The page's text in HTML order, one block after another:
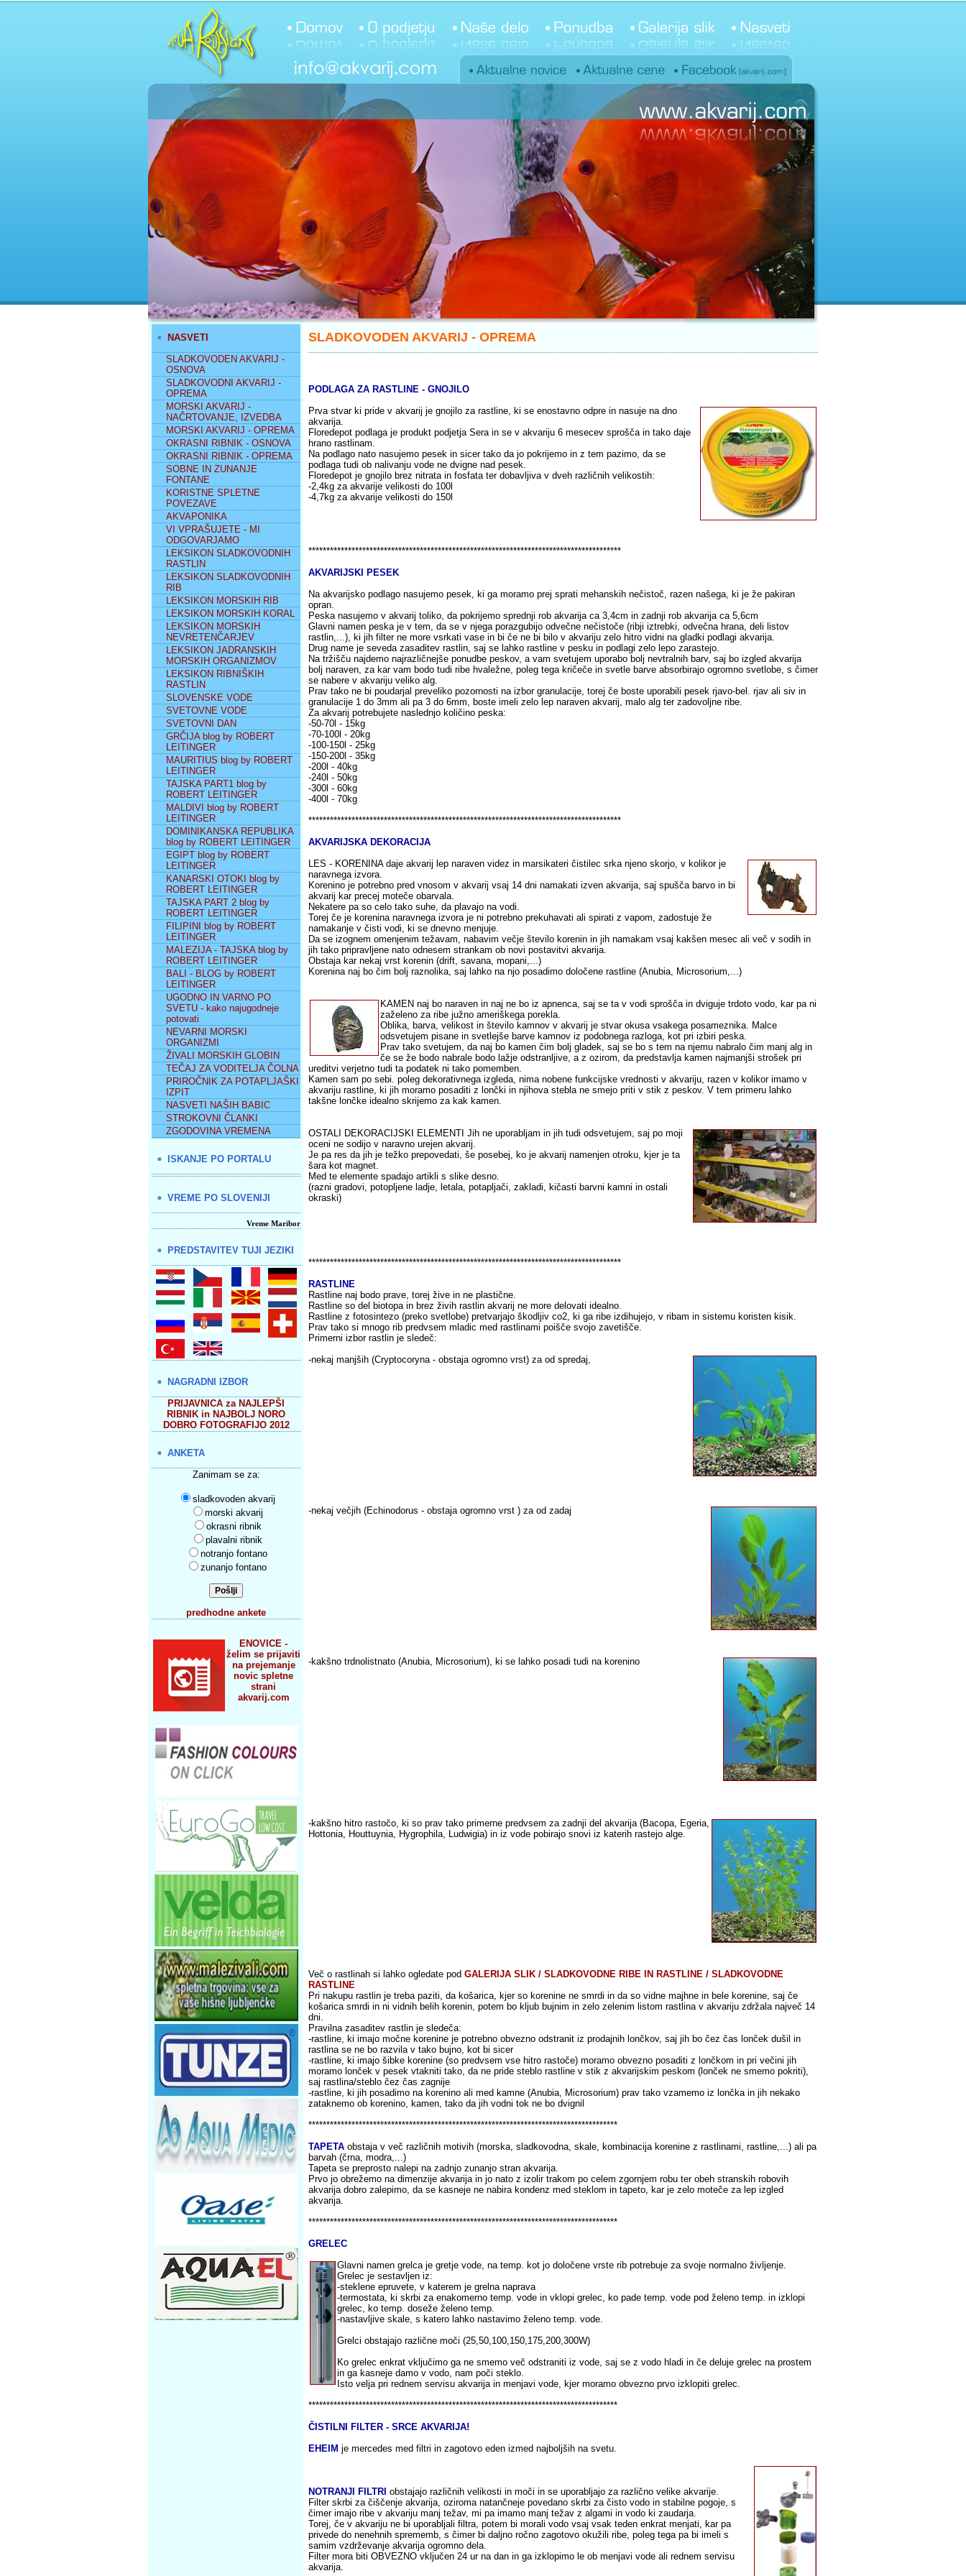
NASVETI
SLADKOVODEN AKVARIJ -
OSNOVA
SLADKOVODNI AKVARIJ -
OPREMA
MORSKI AKVARIJ -
NAČRTOVANJE, IZVEDBA
MORSKI AKVARIJ - OPREMA
OKRASNI RIBNIK - OSNOVA
OKRASNI RIBNIK - OPREMA
SOBNE IN ZUNANJE
FONTANE
KORISTNE SPLETNE
POVEZAVE
AKVAPONIKA
VI VPRAŠUJETE - MI
ODGOVARJAMO
LEKSIKON SLADKOVODNIH
RASTLIN
LEKSIKON SLADKOVODNIH
RIB
LEKSIKON MORSKIH RIB
LEKSIKON MORSKIH KORAL
LEKSIKON MORSKIH
NEVRETENČARJEV
LEKSIKON JADRANSKIH
MORSKIH ORGANIZMOV
LEKSIKON RIBNIŠKIH
RASTLIN
SLOVENSKE VODE
SVETOVNE VODE
SVETOVNI DAN
GRČIJA blog by ROBERT
LEITINGER
MAURITIUS blog by ROBERT
LEITINGER
TAJSKA PART1 blog by
ROBERT LEITINGER
MALDIVI blog by ROBERT
LEITINGER
DOMINIKANSKA REPUBLIKA
blog by ROBERT LEITINGER
EGIPT blog by ROBERT
LEITINGER
KANARSKI OTOKI blog by
ROBERT LEITINGER
TAJSKA PART 2 blog by
ROBERT LEITINGER
FILIPINI blog by ROBERT
LEITINGER
MALEZIJA - TAJSKA blog by
ROBERT LEITINGER
BALI - BLOG by ROBERT
LEITINGER
UGODNO IN VARNO PO
SVETU - kako najugodneje
potovati
NEVARNI MORSKI
ORGANIZMI
ŽIVALI MORSKIH GLOBIN
TEČAJ ZA VODITELJA ČOLNA
PRIROČNIK ZA POTAPLJAŠKI
IZPIT
NASVETI NAŠIH BABIC
STROKOVNI ČLANKI
ZGODOVINA VREMENA
ISKANJE PO PORTALU
VREME PO SLOVENIJI
Vreme Maribor
PREDSTAVITEV TUJI JEZIKI
NAGRADNI IZBOR
PRIJAVNICA za NAJLEPŠI
RIBNIK in NAJBOLJ NORO
DOBRO FOTOGRAFIJO 2012
ANKETA
Zanimam se za:
sladkovoden akvarij
morski akvarij
okrasni ribnik
plavalni ribnik
notranjo fontano
zunanjo fontano
predhodne ankete
ENOVICE -
želim se prijaviti
na prejemanje
novic spletne
strani
akvarij.com
SLADKOVODEN AKVARIJ - OPREMA
PODLAGA ZA RASTLINE - GNOJILO
Prva stvar ki pride v akvarij je gnojilo za rastline, ki se enostavno odpre in nasuje na dno
akvarija.
Floredepot podlaga je produkt podjetja Sera in se v akvariju 6 mesecev sprošča in tako daje
hrano rastlinam.
Na podlago nato nasujemo pesek in sicer tako da jo pokrijemo in z tem pazimo, da se
podlaga tudi ob nalivanju vode ne dvigne nad pesek.
Floredepot je gnojilo brez nitrata in fosfata ter dobavljiva v dveh različnih velikostih:
-2,4kg za akvarije velikosti do 100l
-4,7kg za akvarije velikosti do 150l
***************************************************************************************
AKVARIJSKI PESEK
Na akvarijsko podlago nasujemo pesek, ki ga moramo prej sprati mehanskih nečistoč, razen našega, ki je že pakiran
opran.
Peska nasujemo v akvarij toliko, da pokrijemo sprednji rob akvarija ca 3,4cm in zadnji rob akvarija ca 5,6cm
Glavni namen peska je v tem, da se v njega porazgubijo odvečne nečistoče (ribji iztrebki, odvečna hrana, deli listov
rastlin,...), ki jih filter ne more vsrkati vase in bi če ne bi bilo v akvariju zelo hitro vidni na gladki podlagi akvarija.
Drug name je seveda zasaditev rastlin, saj se lahko rastline v pesku in podlagi zelo lepo zarastejo.
Na tržišču najdemo najrazličnejše ponudbe peskov, a vam svetujem uporabo bolj nevtralnih barv, saj bo izgled akvarija
bolj naraven, za kar vam bodo tudi ribe hvaležne, poleg tega kričeče in svetle barve absorbirajo ogromno svetlobe, s čimer
se nabere v akvariju veliko alg.
Prav tako ne bi poudarjal preveliko pozornosti na izbor granulacije, torej če boste uporabili pesek rjavo-bel. rjav ali siv in
granulacije 1 do 3mm ali pa 3 do 6mm, boste imeli zelo lep naraven akvarij, malo alg ter zadovoljne ribe.
Za akvarij potrebujete naslednjo količino peska:
-50-70l - 15kg
-70-100l - 20kg
-100-150l - 25kg
-150-200l - 35kg
-200l - 40kg
-240l - 50kg
-300l - 60kg
-400l - 70kg
***************************************************************************************
AKVARIJSKA DEKORACIJA
LES - KORENINA daje akvarij lep naraven videz in marsikateri čistilec srka njeno skorjo, v kolikor je
naravnega izvora.
Korenino je potrebno pred vnosom v akvarij vsaj 14 dni namakati izven akvarija, saj spušča barvo in bi
akvarij kar precej moteče obarvala.
Nekatere pa so celo tako suhe, da plavajo na vodi.
Torej če je korenina naravnega izvora je ni potrebno prekuhavati ali spirati z vapom, zadostuje že
namakanje v čisti vodi, ki se dnevno menjuje.
Da se izognem omenjenim težavam, nabavim večje število korenin in jih namakam vsaj kakšen mesec ali več v sodih in
jih tako pripravljene nato odnesem strankam ob novi postavitvi akvarija.
Obstaja kar nekaj vrst korenin (drift, savana, mopani,...)
Korenina naj bo čim bolj raznolika, saj lahko na njo posadimo določene rastline (Anubia, Microsorium,...)
KAMEN naj bo naraven in naj ne bo iz apnenca, saj se ta v vodi sprošča in dviguje trdoto vodo, kar pa ni
zaželeno za ribe južno ameriškega porekla.
Oblika, barva, velikost in število kamnov v akvarij je stvar okusa vsakega posameznika. Malce
odsvetujem pisane in svetlejše barve kamnov iz podobnega razloga, kot pri izbiri peska.
Prav tako svetujem, da naj bo kamen čim bolj gladek, saj se bo s tem na njemu nabralo čim manj alg in
če se že bodo nabrale bodo lažje odstranljive, a z ozirom, da predstavlja kamen najmanjši strošek pri
ureditvi verjetno tudi ta podatek ni tako pomemben.
Kamen sam po sebi. poleg dekorativnega izgleda, nima nobene funkcijske vrednosti v akvariju, razen v kolikor imamo v
akvariju rastline, ki jih moramo posaditi z lončki in njihova stebla ne smejo priti v stik z peskov. V tem primeru lahko
takšne lončke idealno skrijemo za kak kamen.
OSTALI DEKORACIJSKI ELEMENTI Jih ne uporabljam in jih tudi odsvetujem, saj po moji
oceni ne sodijo v naravno urejen akvarij.
Je pa res da jih je težko prepovedati, še posebej, ko je akvarij namenjen otroku, kjer je ta
šara kot magnet.
Med te elemente spadajo artikli s slike desno.
(razni gradovi, potopljene ladje, letala, potapljači, zakladi, kičasti barvni kamni in ostali
okraski)
***************************************************************************************
RASTLINE
Rastline naj bodo prave, torej žive in ne plastične.
Rastline so del biotopa in brez živih rastlin akvarij ne more delovati idealno.
Rastline z fotosintezo (preko svetlobe) pretvarjajo škodljiv co2, ki ga ribe izdihujejo, v ribam in sistemu koristen kisik.
Prav tako si mnogo rib predvsem mladic med rastlinami poišče svojo zavetišče.
Primerni izbor rastlin je sledeč:
-nekaj manjših (Cryptocoryna - obstaja ogromno vrst) za od spredaj,
-nekaj večjih (Echinodorus - obstaja ogromno vrst ) za od zadaj
-kakšno trdnolistnato (Anubia, Microsorium), ki se lahko posadi tudi na korenino
-kakšno hitro rastočo, ki so prav tako primerne predvsem za zadnji del akvarija (Bacopa, Egeria,
Hottonia, Houttuynia, Hygrophila, Ludwigia) in iz vode pobirajo snovi iz katerih rastejo alge.
Več o rastlinah si lahko ogledate pod GALERIJA SLIK / SLADKOVODNE RIBE IN RASTLINE / SLADKOVODNE
RASTLINE
Pri nakupu rastlin je treba paziti, da košarica, kjer so korenine ne smrdi in da so vidne majhne in bele korenine, saj če
košarica smrdi in ni vidnih belih korenin, potem bo kljub bujnim in zelo zelenim listom rastlina v akvariju zdržala največ 14
dni.
Pravilna zasaditev rastlin je sledeča:
-rastline, ki imajo močne korenine je potrebno obvezno odstranit iz prodajnih lončkov, saj jih bo čez čas lonček dušil in
rastlina se ne bo razvila v tako bujno, kot bi sicer
-rastline, ki imajo šibke korenine (so predvsem vse hitro rastoče) moramo obvezno posaditi z lončkom in pri večini jih
moramo lonček v pesek vtakniti tako, da ne pride steblo rastline v stik z akvarijskim peskom (lonček ne smemo pokriti),
saj rastlina/steblo čez čas zagnije
-rastline, ki jih posadimo na korenino ali med kamne (Anubia, Microsorium) prav tako vzamemo iz lončka in jih nekako
zataknemo ob korenino, kamen, tako da jih vodni tok ne bo dvignil
**************************************************************************************
TAPETA obstaja v več različnih motivih (morska, sladkovodna, skale, kombinacija korenine z rastlinami, rastline,...) ali pa
barvah (črna, modra,...)
Tapeta se preprosto nalepi na zadnjo zunanjo stran akvarija.
Prvo jo obrežemo na dimenzije akvarija in jo nato z izolir trakom po celem zgornjem robu ter obeh stranskih robovih
akvarija dobro zalepimo, da se kasneje ne nabira kondenz med steklom in tapeto, kar je zelo moteče za lep izgled
akvarija.
**************************************************************************************
GRELEC
Glavni namen grelca je gretje vode, na temp. kot jo določene vrste rib potrebuje za svoje normalno življenje.
Grelec je sestavljen iz:
-steklene epruvete, v katerem je grelna naprava
-termostata, ki skrbi za enakomerno temp. vode in vklopi grelec, ko pade temp. vode pod želeno temp. in izklopi
grelec, ko temp. doseže želeno temp.
-nastavljive skale, s katero lahko nastavimo želeno temp. vode.
Grelci obstajajo različne moči (25,50,100,150,175,200,300W)
Ko grelec enkrat vključimo ga ne smemo več odstraniti iz vode, saj se z vodo hladi in če deluje grelec na prostem
in ga kasneje damo v vodo, nam poči steklo.
Isto velja pri rednem servisu akvarija in menjavi vode, kjer moramo obvezno prvo izklopiti grelec.
**************************************************************************************
ČISTILNI FILTER - SRCE AKVARIJA!
EHEIM je mercedes med filtri in zagotovo eden izmed najboljših na svetu.
NOTRANJI FILTRI obstajajo različnih velikosti in moči in se uporabljajo za različno velike akvarije.
Filter skrbi za čiščenje akvarija, oziroma natančneje povedano skrbi za čisto vodo in stabilne pogoje, s
čimer imajo ribe v akvariju manj težav, mi pa imamo manj težav z algami in vodo ki zaudarja.
Torej, če v akvariju ne bi uporabljali filtra, potem bi morali vodo vsaj vsak teden enkrat menjati, kar pa
privede do nenehnih sprememb, s čimer bi daljno ročno zagotovo okužili ribe, poleg tega pa bi imeli s
samim vzdrževanje akvarija ogromno dela.
Filter mora biti OBVEZNO vključen 24 ur na dan in ga izklopimo le ob menjavi vode ali rednem servisu
akvarija.